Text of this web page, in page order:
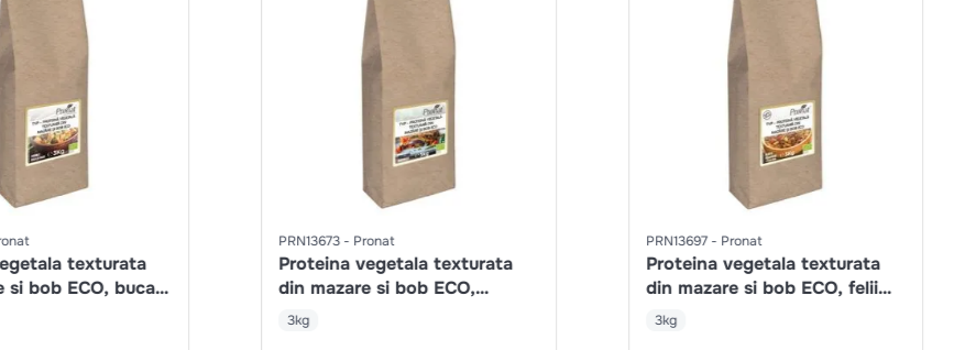
texturata
si bob ECO, bucati
PRN13673 Pronat
Proteina vegetala texturata
din mazare si bob ECO,
maruntit
3kg
PRN13697 Pronat
Proteina vegetala texturata
din mazare si bob ECO, felii
mari
3kg